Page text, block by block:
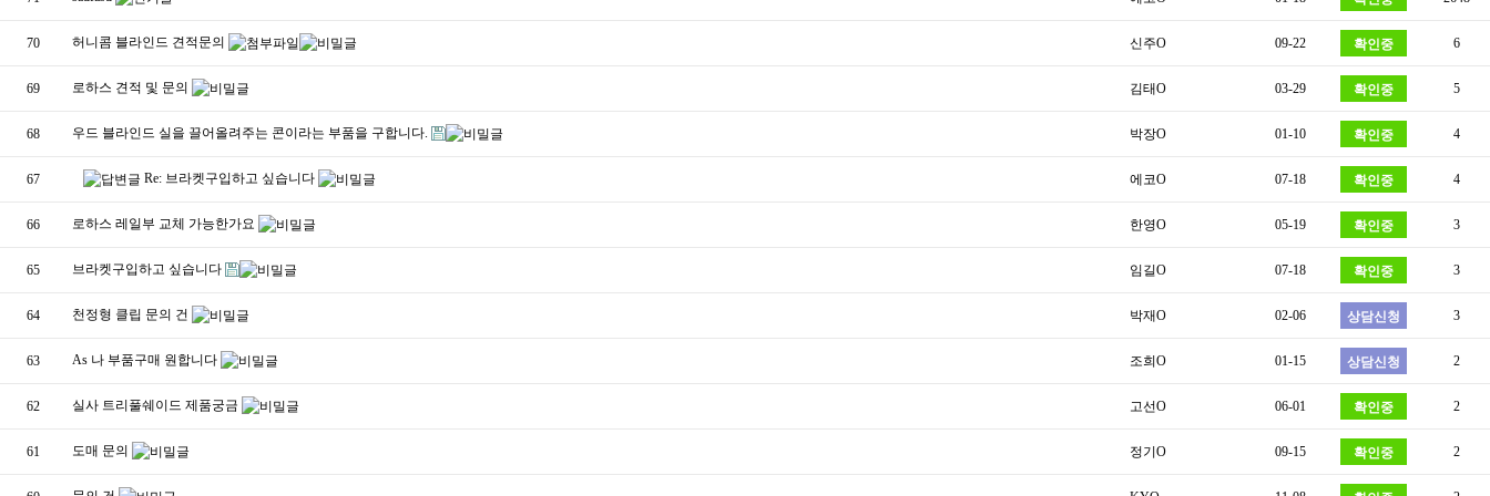
70 허니콤 블라인드 견적문의 신주O 09-22 확인중 6
69 로하스 견적 및 문의 김태O 03-29 확인중 5
68 우드 블라인드 실을 끌어올려주는 콘이라는 부품을 구합니다. 박장O 01-10 확인중 4
67 Re: 브라켓구입하고 싶습니다 에코O 07-18 확인중 4
66 로하스 레일부 교체 가능한가요 한영O 05-19 확인중 3
65 브라켓구입하고 싶습니다 임길O 07-18 확인중 3
64 천정형 클립 문의 건 박재O 02-06 상담신청 3
63 As 나 부품구매 원합니다 조희O 01-15 상담신청 2
62 실사 트리풀쉐이드 제품궁금 고선O 06-01 확인중 2
61 도매 문의 정기O 09-15 확인중 2